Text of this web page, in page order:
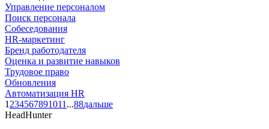
Управление персоналом
Поиск персонала
Собеседования
HR-маркетинг
Бренд работодателя
Оценка и развитие навыков
Трудовое право
Обновления
Автоматизация HR
1 234567891011 ...88дальше
HeadHunter